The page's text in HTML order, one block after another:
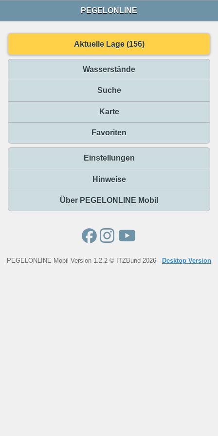
PEGELONLINE
Aktuelle Lage (156)
Wasserstände
Suche
Karte
Favoriten
Einstellungen
Hinweise
Über PEGELONLINE Mobil
PEGELONLINE Mobil Version 1.2.2 © ITZBund 2026 - Desktop Version